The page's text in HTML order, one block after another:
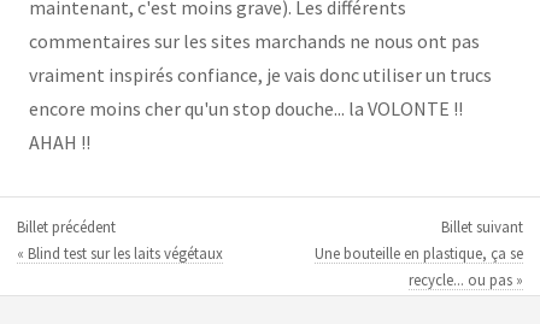
maintenant, c'est moins grave). Les différents
commentaires sur les sites marchands ne nous ont pas
vraiment inspirés confiance, je vais donc utiliser un trucs
encore moins cher qu'un stop douche... la VOLONTE !!
AHAH !!
Billet précédent
« Blind test sur les laits végétaux
Billet suivant
Une bouteille en plastique, ça se
recycle... ou pas »